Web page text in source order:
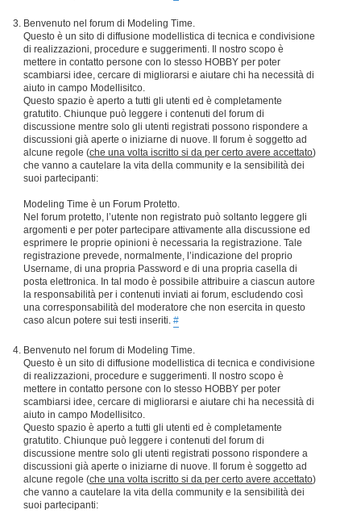
Benvenuto nel forum di Modeling Time.
Questo è un sito di diffusione modellistica di tecnica e condivisione
di realizzazioni, procedure e suggerimenti. Il nostro scopo è
mettere in contatto persone con lo stesso HOBBY per poter
scambiarsi idee, cercare di migliorarsi e aiutare chi ha necessità di
aiuto in campo Modellisitco.
Questo spazio è aperto a tutti gli utenti ed è completamente
gratutito. Chiunque può leggere i contenuti del forum di
discussione mentre solo gli utenti registrati possono rispondere a
discussioni già aperte o iniziarne di nuove. Il forum è soggetto ad
alcune regole (che una volta iscritto si da per certo avere accettato)
che vanno a cautelare la vita della community e la sensibilità dei
suoi partecipanti:
Modeling Time è un Forum Protetto.
Nel forum protetto, l’utente non registrato può soltanto leggere gli
argomenti e per poter partecipare attivamente alla discussione ed
esprimere le proprie opinioni è necessaria la registrazione. Tale
registrazione prevede, normalmente, l’indicazione del proprio
Username, di una propria Password e di una propria casella di
posta elettronica. In tal modo è possibile attribuire a ciascun autore
la responsabilità per i contenuti inviati ai forum, escludendo così
una corresponsabilità del moderatore che non esercita in questo
caso alcun potere sui testi inseriti. #
Benvenuto nel forum di Modeling Time.
Questo è un sito di diffusione modellistica di tecnica e condivisione
di realizzazioni, procedure e suggerimenti. Il nostro scopo è
mettere in contatto persone con lo stesso HOBBY per poter
scambiarsi idee, cercare di migliorarsi e aiutare chi ha necessità di
aiuto in campo Modellisitco.
Questo spazio è aperto a tutti gli utenti ed è completamente
gratutito. Chiunque può leggere i contenuti del forum di
discussione mentre solo gli utenti registrati possono rispondere a
discussioni già aperte o iniziarne di nuove. Il forum è soggetto ad
alcune regole (che una volta iscritto si da per certo avere accettato)
che vanno a cautelare la vita della community e la sensibilità dei
suoi partecipanti: